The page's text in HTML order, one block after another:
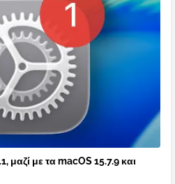
μαζί με τα macOS 15.7.9 και